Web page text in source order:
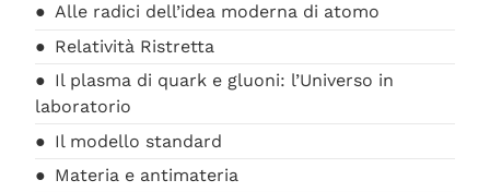
Alle radici dell’idea moderna di atomo
Relatività Ristretta
Il plasma di quark e gluoni: l’Universo in
laboratorio
Il modello standard
Materia e antimateria